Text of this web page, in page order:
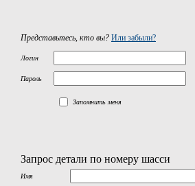
Представьтесь, кто вы? Или забыли?
Логин
Пароль
Запомнить меня
Запрос детали по номеру шасси
Имя